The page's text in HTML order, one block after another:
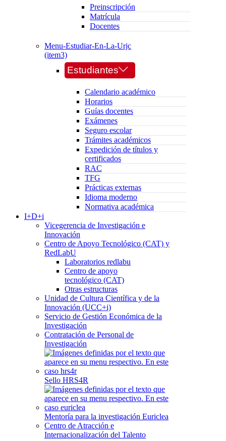
Preinscripción
Matrícula
Docentes
Menu-Estudiar-En-La-Urjc
(item3)
Estudiantes
Calendario académico
Horarios
Guías docentes
Exámenes
Seguro escolar
Trámites académicos
Expedición de títulos y
certificados
RAC
TFG
Prácticas externas
Idioma moderno
Normativa académica
I+D+i
Vicegerencia de Investigación e
Innovación
Centro de Apoyo Tecnológico (CAT) y
RedLabU
Laboratorios redlabu
Centro de apoyo
tecnológico (CAT)
Otras estructuras
Unidad de Cultura Científica y de la
Innovación (UCC+i)
Servicio de Gestión Económica de la
Investigación
Contratación de Personal de
Investigación
Sello HRS4R
Mentoría para la investigación Euriclea
Centro de Atracción e
Internacionalización del Talento